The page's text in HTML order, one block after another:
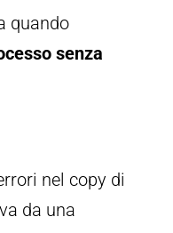
quando
senza
nel copy di
da una